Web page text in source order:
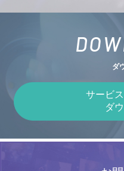
ダ
サービ
ダ